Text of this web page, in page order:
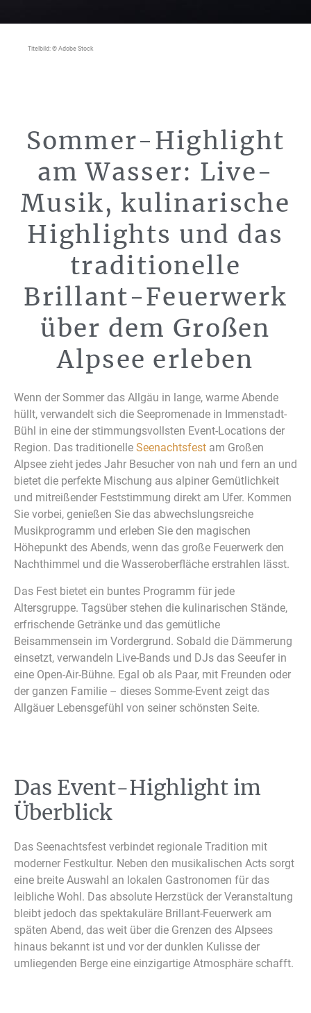
Bühl am
Alpsee
Titelbild: © Adobe Stock
Sommer-Highlight
am Wasser: Live-
Musik, kulinarische
Highlights und das
traditionelle
Brillant-Feuerwerk
über dem Großen
Alpsee erleben
Wenn der Sommer das Allgäu in lange, warme Abende
hüllt, verwandelt sich die Seepromenade in Immenstadt-
Bühl in eine der stimmungsvollsten Event-Locations der
Region. Das traditionelle Seenachtsfest am Großen
Alpsee zieht jedes Jahr Besucher von nah und fern an und
bietet die perfekte Mischung aus alpiner Gemütlichkeit
und mitreißender Feststimmung direkt am Ufer. Kommen
Sie vorbei, genießen Sie das abwechslungsreiche
Musikprogramm und erleben Sie den magischen
Höhepunkt des Abends, wenn das große Feuerwerk den
Nachthimmel und die Wasseroberfläche erstrahlen lässt.
Das Fest bietet ein buntes Programm für jede
Altersgruppe. Tagsüber stehen die kulinarischen Stände,
erfrischende Getränke und das gemütliche
Beisammensein im Vordergrund. Sobald die Dämmerung
einsetzt, verwandeln Live-Bands und DJs das Seeufer in
eine Open-Air-Bühne. Egal ob als Paar, mit Freunden oder
der ganzen Familie – dieses Somme-Event zeigt das
Allgäuer Lebensgefühl von seiner schönsten Seite.
Das Event-Highlight im
Überblick
Das Seenachtsfest verbindet regionale Tradition mit
moderner Festkultur. Neben den musikalischen Acts sorgt
eine breite Auswahl an lokalen Gastronomen für das
leibliche Wohl. Das absolute Herzstück der Veranstaltung
bleibt jedoch das spektakuläre Brillant-Feuerwerk am
späten Abend, das weit über die Grenzen des Alpsees
hinaus bekannt ist und vor der dunklen Kulisse der
umliegenden Berge eine einzigartige Atmosphäre schafft.